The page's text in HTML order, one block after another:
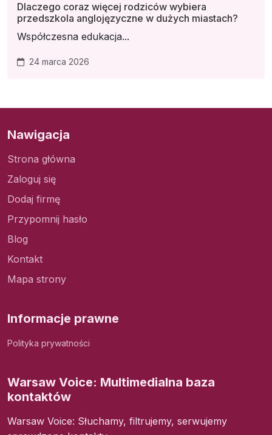
Dlaczego coraz więcej rodziców wybiera
przedszkola anglojęzyczne w dużych miastach?
Współczesna edukacja...
24 marca 2026
Nawigacja
Strona główna
Zaloguj się
Dodaj firmę
Przypomnij hasło
Blog
Kontakt
Mapa strony
Informacje prawne
Polityka prywatności
Warsaw Voice: Multimedialna baza
kontaktów
Warsaw Voice: Słuchamy, filtrujemy, serwujemy